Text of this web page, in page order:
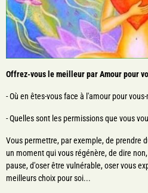
Offrez-vous le meilleur par Amour pour
- Où en êtes-vous face à l'amour pour
- Quelles sont les permissions que vous
Vous permettre, par exemple, de prendre
un moment qui vous régénère, de dire
pause, d'oser être vulnérable, oser vous
meilleurs choix pour soi...